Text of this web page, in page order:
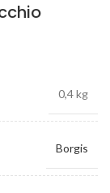
0,4 kg
Borgis